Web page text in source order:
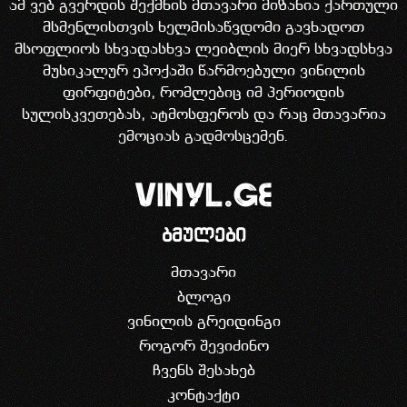
ამ ვებ გვერდის შექმნის მთავარი მიზანია ქართული
მსმენლისთვის ხელმისაწვდომი გავხადოთ
მსოფლიოს სხვადასხვა ლეიბლის მიერ სხვადსხვა
მუსიკალურ ეპოქაში წარმოებული ვინილის
ფირფიტები, რომლებიც იმ პერიოდის
სულისკვეთებას, ატმოსფეროს და რაც მთავარია
ემოციას გადმოსცემენ.
ბმულები
მთავარი
ბლოგი
ვინილის გრეიდინგი
როგორ შევიძინო
ჩვენს შესახებ
კონტაქტი